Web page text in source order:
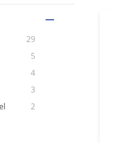
29
5
4
3
2